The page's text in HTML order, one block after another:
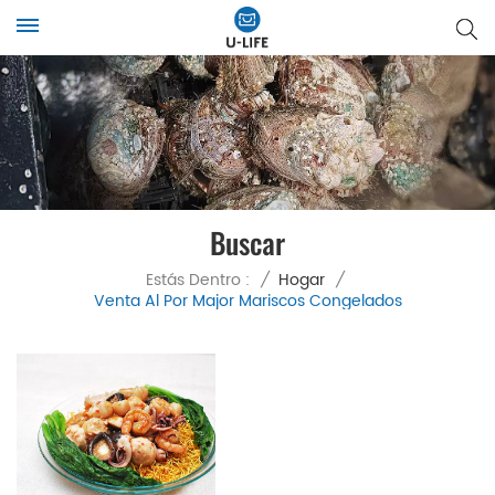
Buscar
Estás Dentro : / Hogar /
Venta Al Por Major Mariscos Congelados